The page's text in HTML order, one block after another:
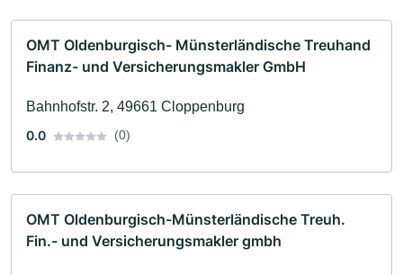
OMT Oldenburgisch- Münsterländische Treuhand
Finanz- und Versicherungsmakler GmbH
Bahnhofstr. 2, 49661 Cloppenburg
0.0
(0)
OMT Oldenburgisch-Münsterländische Treuh.
Fin.- und Versicherungsmakler gmbh